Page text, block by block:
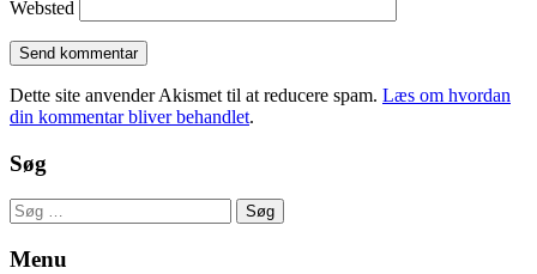
Websted
Dette site anvender Akismet til at reducere spam. Læs om hvordan
din kommentar bliver behandlet.
Søg
Søg
efter:
Menu